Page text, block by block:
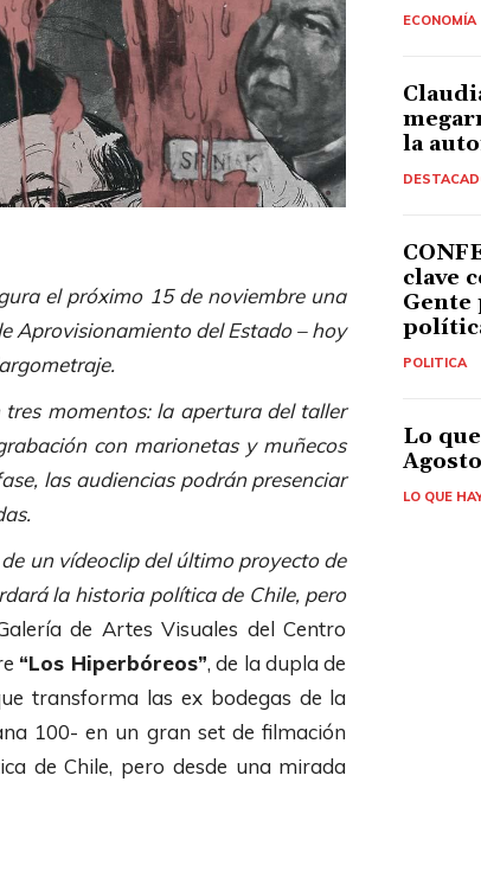
el próximo 15 de noviembre una
Aprovisionamiento del Estado – hoy
tres momentos: la apertura del taller
con marionetas y muñecos
las audiencias podrán presenciar
de un vídeoclip del último proyecto de
la historia política de Chile, pero
de Artes Visuales del Centro
“Los Hiperbóreos”, de la dupla de
transforma las ex bodegas de la
100- en un gran set de filmación
de Chile, pero desde una mirada
ECONOMÍA
la
clave
Gente
POLITICA
Lo
LO QUE